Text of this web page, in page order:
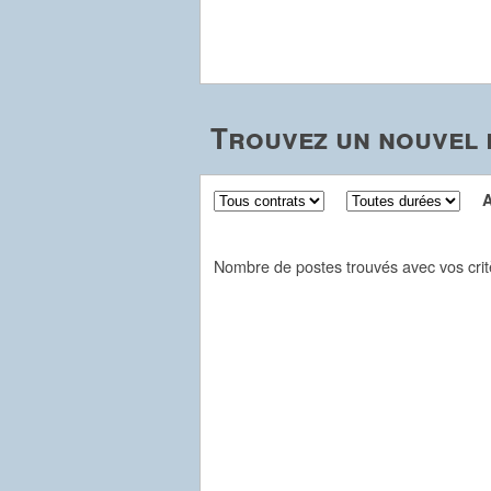
Trouvez un nouvel
Nombre de postes trouvés avec vos